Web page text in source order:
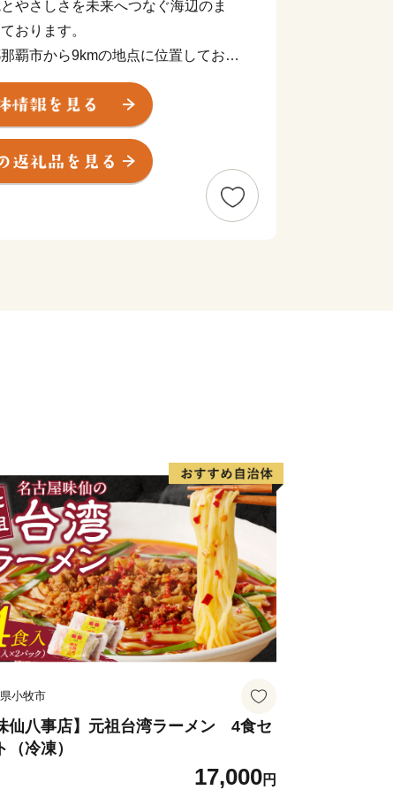
やさしさを未来へつなぐ海辺のま
おります。
覇市から9kmの地点に位置してお
町、北に西原町と3市町村に隣接し
謡集「おもろさうし」の中に「よな
浜）」の名で登場しております。
先】
のみ）
小牧市
仙八事店】元祖台湾ラーメン 4食セ
（冷凍）
17,000円